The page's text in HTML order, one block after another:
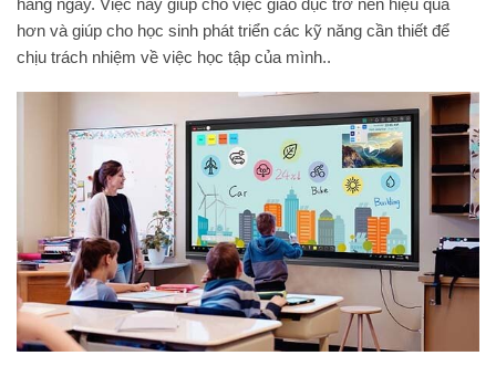
hàng ngày. Việc này giúp cho việc giáo dục trở nên hiệu quả
hơn và giúp cho học sinh phát triển các kỹ năng cần thiết để
chịu trách nhiệm về việc học tập của mình..